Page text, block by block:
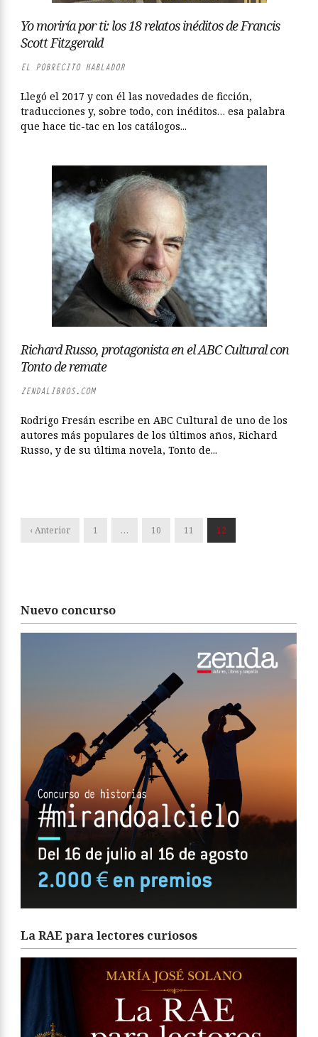
Yo moriría por ti: los 18 relatos inéditos de Francis
Scott Fitzgerald
EL POBRECITO HABLADOR
Llegó el 2017 y con él las novedades de ficción,
traducciones y, sobre todo, con inéditos… esa palabra
que hace tic-tac en los catálogos...
Richard Russo, protagonista en el ABC Cultural con
Tonto de remate
ZENDALIBROS.COM
Rodrigo Fresán escribe en ABC Cultural de uno de los
autores más populares de los últimos años, Richard
Russo, y de su última novela, Tonto de...
‹ Anterior 1 … 10 11 12
Nuevo concurso
La RAE para lectores curiosos